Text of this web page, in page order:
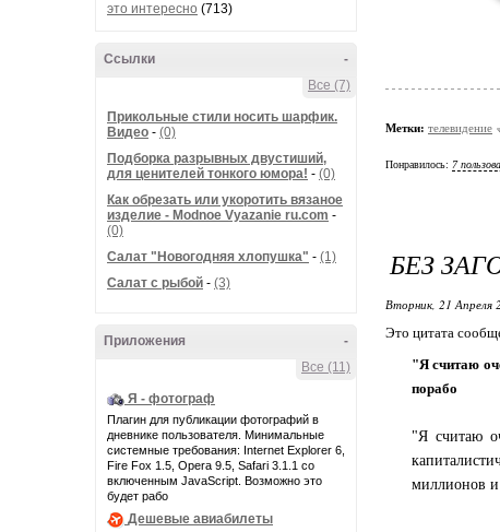
это интересно (713)
-
Ссылки
Все (7)
Прикольные стили носить шарфик.
Видео - (0)
Подборка разрывных двустиший,
для ценителей тонкого юмора! - (0)
Как обрезать или укоротить вязаное
изделие - Modnoe Vyazanie ru.com -
(0)
Салат "Новогодняя хлопушка" - (1)
Салат с рыбой - (3)
-
Приложения
Все (11)
Я - фотограф
Плагин для публикации фотографий в
дневнике пользователя. Минимальные
системные требования: Internet Explorer 6,
Fire Fox 1.5, Opera 9.5, Safari 3.1.1 со
включенным JavaScript. Возможно это
будет рабо
Дешевые авиабилеты
Метки: телевидение
Понравилось: 7
БЕЗ
Вторник, 21 Апреля
Это цитата
"Я считаю
порабо
"Я считаю
миллионов